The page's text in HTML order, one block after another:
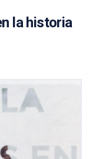
la historia